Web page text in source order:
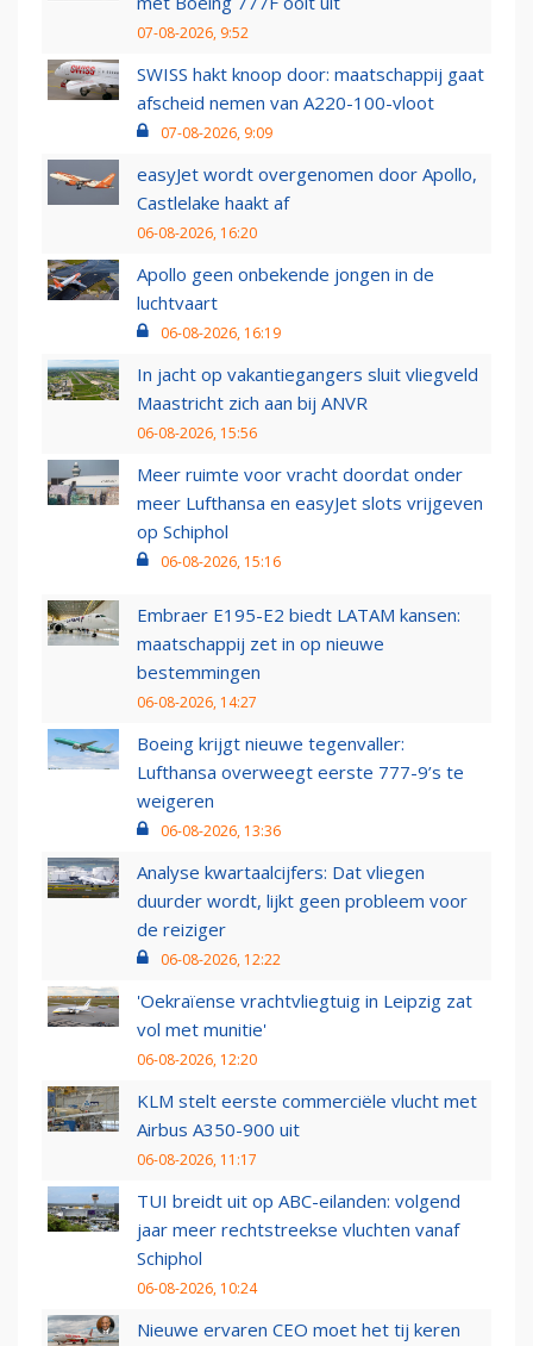
07-08-2026, 9:52
SWISS hakt knoop door: maatschappij gaat
afscheid nemen van A220-100-vloot
07-08-2026, 9:09
easyJet wordt overgenomen door Apollo,
Castlelake haakt af
06-08-2026, 16:20
Apollo geen onbekende jongen in de
luchtvaart
06-08-2026, 16:19
In jacht op vakantiegangers sluit vliegveld
Maastricht zich aan bij ANVR
06-08-2026, 15:56
Meer ruimte voor vracht doordat onder
meer Lufthansa en easyJet slots vrijgeven
op Schiphol
06-08-2026, 15:16
Embraer E195-E2 biedt LATAM kansen:
maatschappij zet in op nieuwe
bestemmingen
06-08-2026, 14:27
Boeing krijgt nieuwe tegenvaller:
Lufthansa overweegt eerste 777-9’s te
weigeren
06-08-2026, 13:36
Analyse kwartaalcijfers: Dat vliegen
duurder wordt, lijkt geen probleem voor
de reiziger
06-08-2026, 12:22
'Oekraïense vrachtvliegtuig in Leipzig zat
vol met munitie'
06-08-2026, 12:20
KLM stelt eerste commerciële vlucht met
Airbus A350-900 uit
06-08-2026, 11:17
TUI breidt uit op ABC-eilanden: volgend
jaar meer rechtstreekse vluchten vanaf
Schiphol
06-08-2026, 10:24
Nieuwe ervaren CEO moet het tij keren